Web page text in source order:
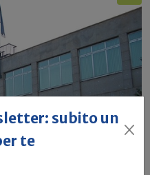
subito un
te